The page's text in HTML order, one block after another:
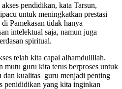
pendidikan, kata Tarsun,
untuk meningkatkan prestasi
Pamekasan tidak hanya
intelektual saja, namun juga
spiritual.
telah kita capai alhamdulillah.
mutu guru kita terus berproses untuk
dan kualitas guru menjadi penting
penididikan yang kita inginkan